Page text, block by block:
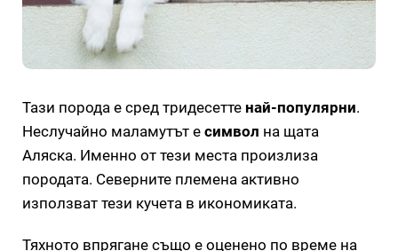
Тази порода е сред тридесетте най-популярни.
Неслучайно маламутът е символ на щата
Аляска. Именно от тези места произлиза
породата. Северните племена активно
използват тези кучета в икономиката.
Тяхното впрягане също е оценено по време на